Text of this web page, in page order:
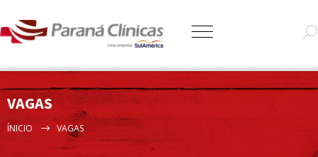
VAGAS
ÍNICIO VAGAS